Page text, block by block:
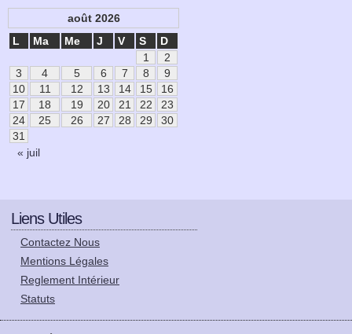
août 2026
L
Ma Me J V S D
« juil
1
2
3
4 5 6 7 8
9
10
11 12 13 14 15
16
17
18 19 20 21 22
23
24
25 26 27 28 29
30
31
Liens Utiles
Contactez Nous
Mentions Légales
Reglement Intérieur
Statuts